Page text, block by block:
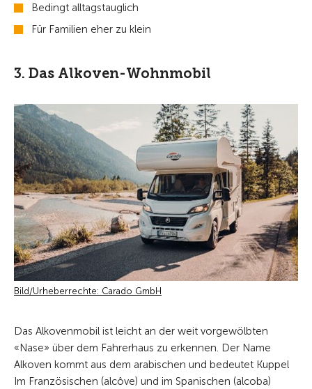
Bedingt alltagstauglich
Für Familien eher zu klein
3. Das Alkoven-Wohnmobil
Bild/Urheberrechte: Carado GmbH
Das Alkovenmobil ist leicht an der weit vorgewölbten
«Nase» über dem Fahrerhaus zu erkennen. Der Name
Alkoven kommt aus dem arabischen und bedeutet Kuppel
Im Französischen (alcôve) und im Spanischen (alcoba)